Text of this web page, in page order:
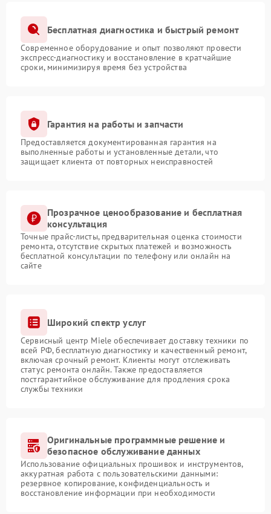
Бесплатная диагностика и быстрый ремонт
Современное оборудование и опыт позволяют провести
экспресс-диагностику и восстановление в кратчайшие
сроки, минимизируя время без устройства
Гарантия на работы и запчасти
Предоставляется документированная гарантия на
выполненные работы и установленные детали, что
защищает клиента от повторных неисправностей
Прозрачное ценообразование и бесплатная
консультация
Точные прайс-листы, предварительная оценка стоимости
ремонта, отсутствие скрытых платежей и возможность
бесплатной консультации по телефону или онлайн на
сайте
Широкий спектр услуг
Сервисный центр Miele обеспечивает доставку техники по
всей РФ, бесплатную диагностику и качественный ремонт,
включая срочный ремонт. Клиенты могут отслеживать
статус ремонта онлайн. Также предоставляется
постгарантийное обслуживание для продления срока
службы техники
Оригинальные программные решение и
безопасное обслуживание данных
Использование официальных прошивок и инструментов,
аккуратная работа с пользовательскими данными:
резервное копирование, конфиденциальность и
восстановление информации при необходимости